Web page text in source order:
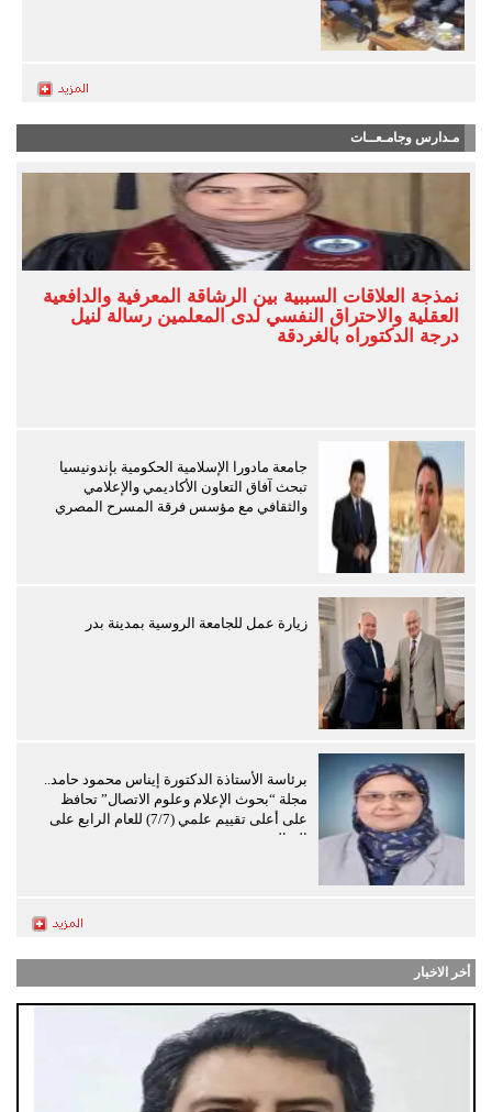
مـدارس وجامـعــات
نمذجة العلاقات السببية بين الرشاقة المعرفية والدافعية
العقلية والاحتراق النفسي لدى المعلمين رسالة لنيل
درجة الدكتوراه بالغردقة
جامعة مادورا الإسلامية الحكومية بإندونيسيا
تبحث آفاق التعاون الأكاديمي والإعلامي
والثقافي مع مؤسس فرقة المسرح المصري
زيارة عمل للجامعة الروسية بمدينة بدر
برئاسة الأستاذة الدكتورة إيناس محمود حامد..
مجلة “بحوث الإعلام وعلوم الاتصال” تحافظ
على أعلى تقييم علمي (7/7) للعام الرابع على
التوالي
أخر الاخبار